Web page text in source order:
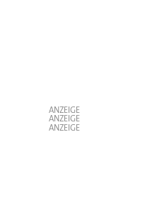
ANZEIGE
ANZEIGE
ANZEIGE